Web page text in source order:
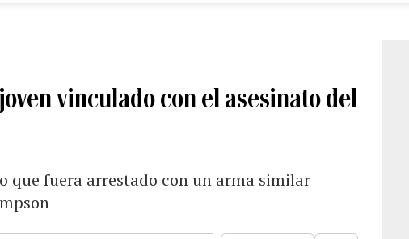
vinculado con el asesinato del
que fuera arrestado con un arma similar